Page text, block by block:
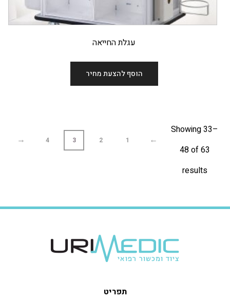
עגלת החייאה
הוסף להצעת מחיר
←
1
2
3
4
→
Showing 33–
48 of 63
results
תפריט